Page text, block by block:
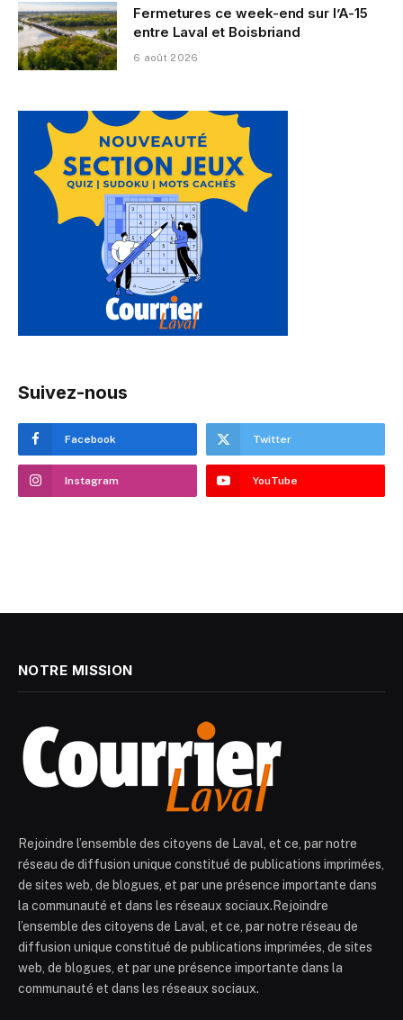
Fermetures ce week-end sur l’A-15
entre Laval et Boisbriand
6 août 2026
Suivez-nous
Facebook Twitter
Instagram YouTube
NOTRE MISSION
Rejoindre l’ensemble des citoyens de Laval, et ce, par notre
réseau de diffusion unique constitué de publications imprimées,
de sites web, de blogues, et par une présence importante dans
la communauté et dans les réseaux sociaux.Rejoindre
l’ensemble des citoyens de Laval, et ce, par notre réseau de
diffusion unique constitué de publications imprimées, de sites
web, de blogues, et par une présence importante dans la
communauté et dans les réseaux sociaux.